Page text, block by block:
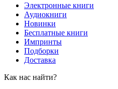
Электронные книги
Аудиокниги
Новинки
Бесплатные книги
Импринты
Подборки
Доставка
Как нас найти?